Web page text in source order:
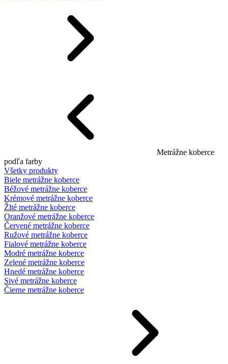
Metrážne koberce
podľa farby
Všetky produkty
Biele metrážne koberce
Béžové metrážne koberce
Krémové metrážne koberce
Žlté metrážne koberce
Oranžové metrážne koberce
Červené metrážne koberce
Ružové metrážne koberce
Fialové metrážne koberce
Modré metrážne koberce
Zelené metrážne koberce
Hnedé metrážne koberce
Sivé metrážne koberce
Čierne metrážne koberce